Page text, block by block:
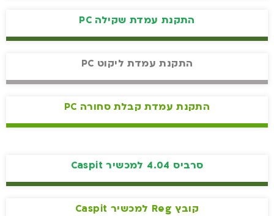
התקנת עמדת שקילה PC
התקנת עמדת ליקוט PC
התקנת עמדת קבלת סחורה PC
סרביס 4.04 למכשיר Caspit
קובץ Reg למכשיר Caspit